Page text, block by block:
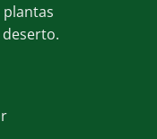
plantas